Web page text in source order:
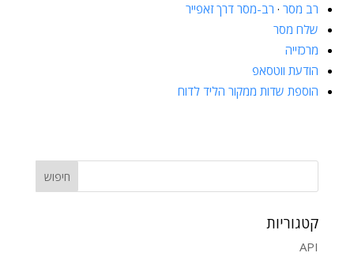
רב מסר· רב-מסר דרך זאפייר
שלח מסר
מרכזייה
הודעת ווטסאפ
הוספת שדות ממקור הליד לדוח
קטגוריות
API